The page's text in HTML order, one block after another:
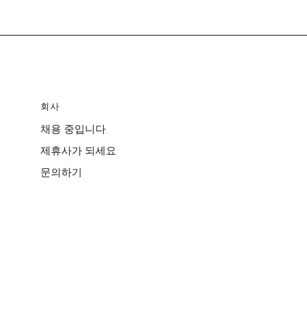
회사
채용 중입니다
제휴사가 되세요
문의하기